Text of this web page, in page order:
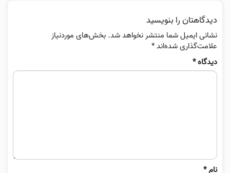
دیدگاهتان را بنویسید
نشانی ایمیل شما منتشر نخواهد شد. بخش‌های موردنیاز
علامت‌گذاری شده‌اند*
دیدگاه*
نام*